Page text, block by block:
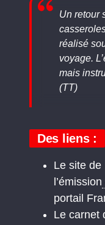
Un retour
réalisé
voyage.
mais
(TT)
Des liens :
Le site de
l’émission
portail
Le carnet